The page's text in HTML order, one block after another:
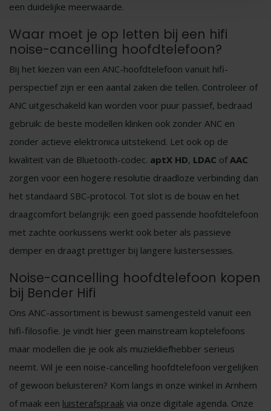
een duidelijke meerwaarde.
Waar moet je op letten bij een hifi
noise-cancelling hoofdtelefoon?
Bij het kiezen van een ANC-hoofdtelefoon vanuit hifi-
perspectief zijn er een aantal zaken die tellen. Controleer of
ANC uitgeschakeld kan worden voor puur passief, bedraad
gebruik: de beste modellen klinken ook zonder ANC en
zonder actieve elektronica uitstekend. Let ook op de
kwaliteit van de Bluetooth-codec. aptX HD, LDAC ofAAC
zorgen voor een hogere resolutie draadloze verbinding dan
het standaard SBC-protocol. Tot slot is de bouw en het
draagcomfort belangrijk: een goed passende hoofdtelefoon
met zachte oorkussens werkt ook beter als passieve
demper en draagt prettiger bij langere luistersessies.
Noise-cancelling hoofdtelefoon kopen
bij Bender Hifi
Ons ANC-assortiment is bewust samengesteld vanuit een
hifi-filosofie. Je vindt hier geen mainstream koptelefoons
maar modellen die je ook als muziekliefhebber serieus
neemt. Wil je een noise-cancelling hoofdtelefoon vergelijken
of gewoon beluisteren? Kom langs in onze winkel in Arnhem
of maak een luisterafspraak via onze digitale agenda. Onze